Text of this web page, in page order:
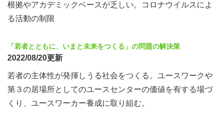
根拠やアカデミックベースが乏しい。コロナウイルスによ
る活動の制限
「若者とともに、いまと未来をつくる」の問題の解決策
2022/08/20更新
若者の主体性が発揮しうる社会をつくる。ユースワークや
第３の居場所としてのユースセンターの価値を有する場づ
くり、ユースワーカー養成に取り組む。